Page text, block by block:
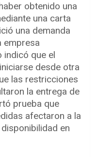
obtenido una
una carta
una demanda
empresa
indicó que el
desde otra
las restricciones
la entrega de
prueba que
afectaron a la
en